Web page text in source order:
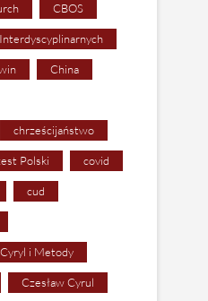
CBOS
China
chrześcijaństwo
Polski covid
cud
Cyryl i Metody
Czesław Cyrul